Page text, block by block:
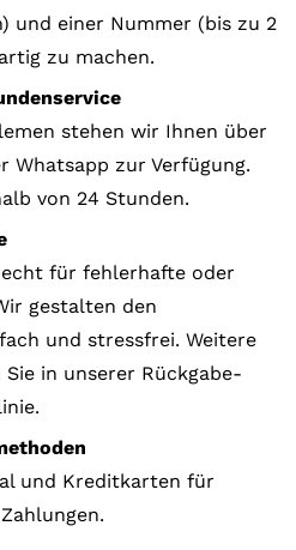
und einer Nummer (bis zu 2
zu machen.
stehen wir Ihnen über
Whatsapp zur Verfügung.
von 24 Stunden.
für fehlerhafte oder
gestalten den
und stressfrei. Weitere
in unserer Rückgabe-
und Kreditkarten für